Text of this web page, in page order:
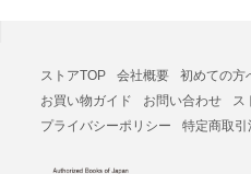
ストアTOP 会社概要 初めての方
お買い物ガイド
お問い合わせ
ス
プライバシーポリシー
特定商取